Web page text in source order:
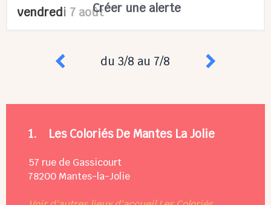
Créer une alerte
vendredi 7 août
du 3/8 au 7/8
1. Les Coloriés De Mantes La Jolie
57 rue de Gassicourt
78200 Mantes-la-Jolie